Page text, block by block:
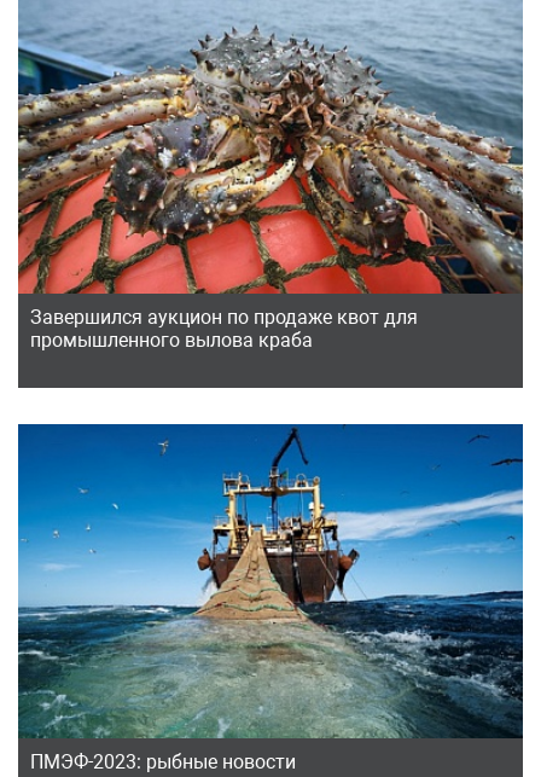
Завершился аукцион по продаже квот для
промышленного вылова краба
ПМЭФ-2023: рыбные новости